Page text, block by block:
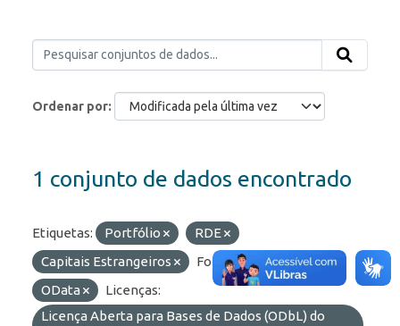
Ordenar por
1 conjunto de dados encontrado
Etiquetas: Portfólio
RDE
Capitais Estrangeiros
Formatos:
JSON
OData
Licenças:
Licença Aberta para Bases de Dados (ODbL) do